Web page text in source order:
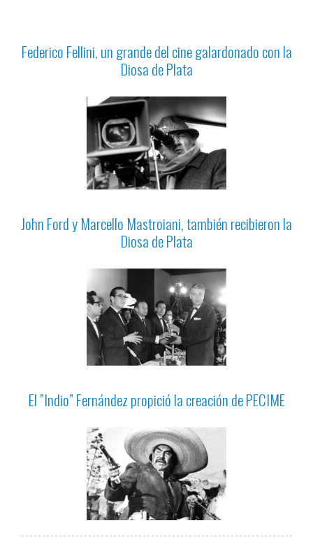
Federico Fellini, un grande del cine galardonado con la
Diosa de Plata
John Ford y Marcello Mastroiani, también recibieron la
Diosa de Plata
El ”Indio” Fernández propició la creación de PECIME